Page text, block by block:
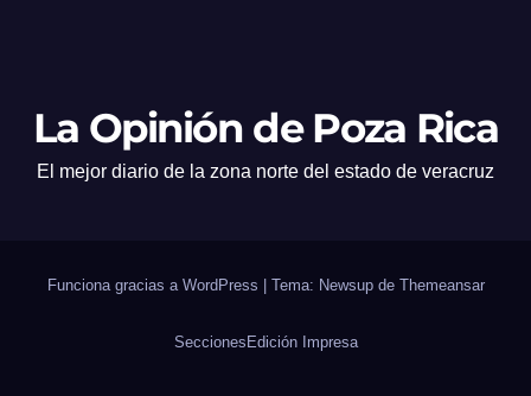
La Opinión de Poza Rica
El mejor diario de la zona norte del estado de veracruz
Funciona gracias a WordPress Tema: Newsup de Themeansar
Secciones Edición Impresa